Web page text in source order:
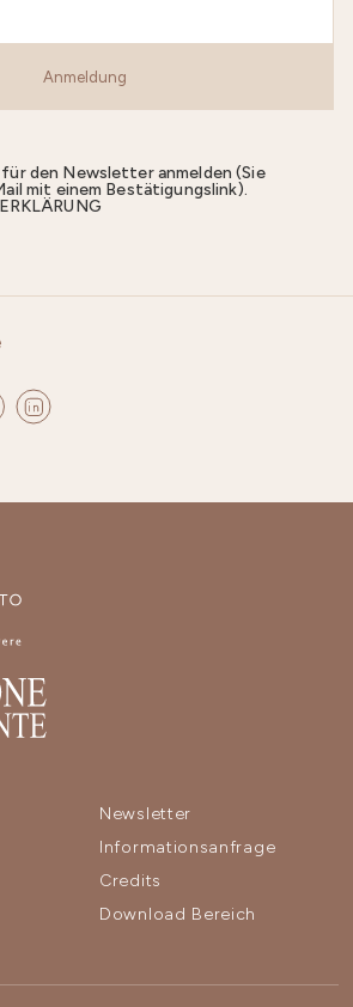
Anmeldung
den Newsletter anmelden (Sie
mit einem Bestätigungslink).
Newsletter
Informationsanfrage
Credits
Download Bereich